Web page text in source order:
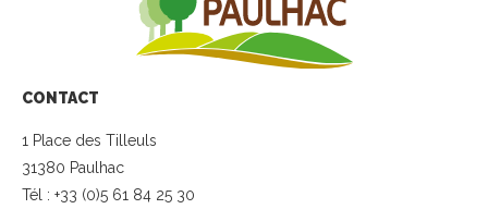
CONTACT
1 Place des Tilleuls
31380 Paulhac
Tél : +33 (0)5 61 84 25 30